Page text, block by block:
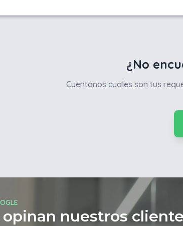
¿No
Cuentanos cuales son tus
opinan nuestros